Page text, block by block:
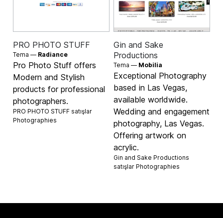
PRO PHOTO STUFF
Tema — Radiance
Pro Photo Stuff offers
Modern and Stylish
products for professional
photographers.
PRO PHOTO STUFF satışlar
Photographies
Gin and Sake
Productions
Tema — Mobilia
Exceptional Photography
based in Las Vegas,
available worldwide.
Wedding and engagement
photography, Las Vegas.
Offering artwork on
acrylic.
Gin and Sake Productions
satışlar Photographies